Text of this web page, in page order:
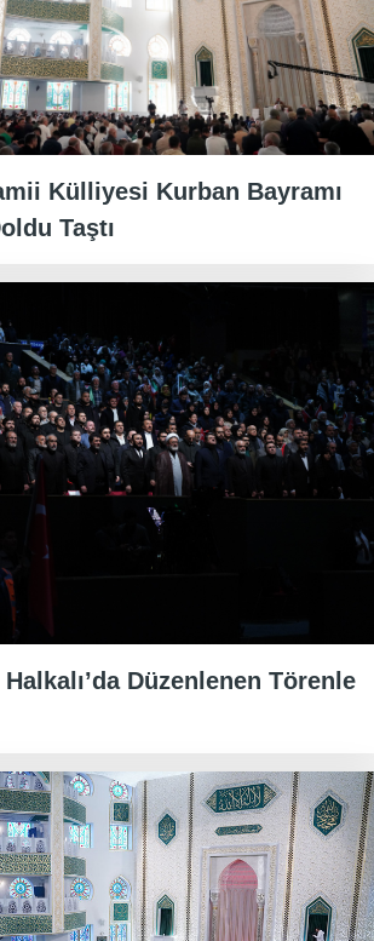
Külliyesi Kurban Bayramı
Taştı
Düzenlenen Törenle